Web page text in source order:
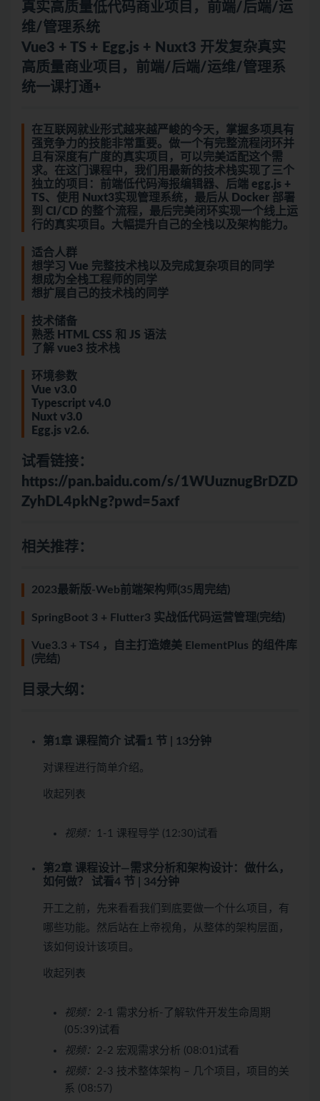
真实高质量低代码商业项目，前端/后端/运
维/管理系统
Vue3 + TS + Egg.js + Nuxt3 开发复杂真实
高质量商业项目，前端/后端/运维/管理系
统一课打通+
在互联网就业形式越来越严峻的今天，掌握多项具有
强竞争力的技能非常重要。做一个有完整流程闭环并
且有深度有广度的真实项目，可以完美适配这个需
求。在这门课程中，我们用最新的技术栈实现了三个
独立的项目：前端低代码海报编辑器、后端 egg.js +
TS、使用 Nuxt3实现管理系统，最后从 Docker 部署
到 CI/CD 的整个流程，最后完美闭环实现一个线上运
行的真实项目。大幅提升自己的全栈以及架构能力。
适合人群
想学习 Vue 完整技术栈以及完成复杂项目的同学
想成为全栈工程师的同学
想扩展自己的技术栈的同学
技术储备
熟悉 HTML CSS 和 JS 语法
了解 vue3 技术栈
环境参数
Vue v3.0
Typescript v4.0
Nuxt v3.0
Egg.js v2.6.
试看链接：
https://pan.baidu.com/s/1WUuznugBrDZD
ZyhDL4pkNg?pwd=5axf
相关推荐：
2023最新版-Web前端架构师(35周完结)
SpringBoot 3 + Flutter3 实战低代码运营管理(完结)
Vue3.3 + TS4 ，自主打造媲美 ElementPlus 的组件库
(完结)
目录大纲：
第1章 课程简介 试看1 节 | 13分钟
对课程进行简单介绍。
收起列表
视频： 1-1 课程导学 (12:30)试看
第2章 课程设计—需求分析和架构设计：做什么，
如何做？ 试看4 节 | 34分钟
开工之前，先来看看我们到底要做一个什么项目，有
哪些功能。然后站在上帝视角，从整体的架构层面，
该如何设计该项目。
收起列表
视频： 2-1 需求分析-了解软件开发生命周期
(05:39)试看
视频： 2-2 宏观需求分析 (08:01)试看
视频： 2-3 技术整体架构 – 几个项目，项目的关
系 (08:57)